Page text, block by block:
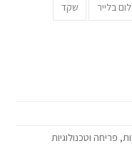
בלייר שקד
פריחה וטכנולוגיות